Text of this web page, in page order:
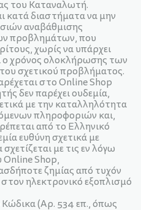
του Καταναλωτή.
κατά διαστήματα να μην
αναβάθμισης
προβλημάτων, που
χωρίς να υπάρχει
ο χρόνος ολοκλήρωσης των
σχετικού προβλήματος.
στo Οnline Shop
δεν παρέχει ουδεμία,
με την καταλληλότητα
πληροφοριών και,
από το Ελληνικό
ευθύνη σχετικά με
με τις εν λόγω
Οnline Shop,
ζημίας από τυχόν
ηλεκτρονικό εξοπλισμό
(Αρ. 534 επ., όπως